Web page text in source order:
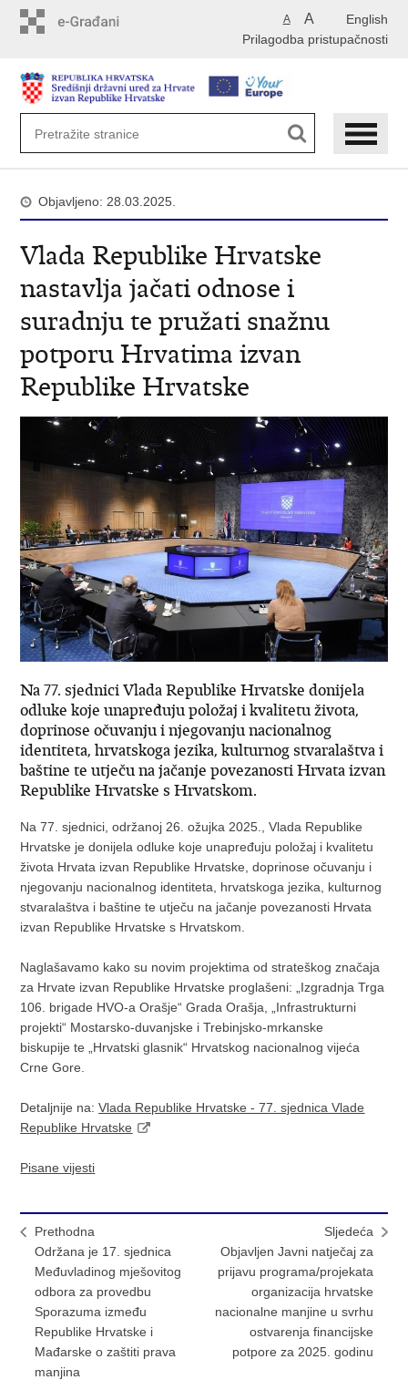
English
A A
Prilagodba pristupačnosti
Objavljeno: 28.03.2025.
Vlada Republike Hrvatske
nastavlja jačati odnose i
suradnju te pružati snažnu
potporu Hrvatima izvan
Republike Hrvatske
Na 77. sjednici Vlada Republike Hrvatske donijela
odluke koje unapređuju položaj i kvalitetu života,
doprinose očuvanju i njegovanju nacionalnog
identiteta, hrvatskoga jezika, kulturnog stvaralaštva i
baštine te utječu na jačanje povezanosti Hrvata izvan
Republike Hrvatske s Hrvatskom.
Na 77. sjednici, održanoj 26. ožujka 2025., Vlada Republike
Hrvatske je donijela odluke koje unapređuju položaj i kvalitetu
života Hrvata izvan Republike Hrvatske, doprinose očuvanju i
njegovanju nacionalnog identiteta, hrvatskoga jezika, kulturnog
stvaralaštva i baštine te utječu na jačanje povezanosti Hrvata
izvan Republike Hrvatske s Hrvatskom.
Naglašavamo kako su novim projektima od strateškog značaja
za Hrvate izvan Republike Hrvatske proglašeni: „Izgradnja Trga
106. brigade HVO-a Orašje“ Grada Orašja, „Infrastrukturni
projekti“ Mostarsko-duvanjske i Trebinjsko-mrkanske
biskupije te „Hrvatski glasnik“ Hrvatskog nacionalnog vijeća
Crne Gore.
Detaljnije na:Vlada Republike Hrvatske - 77. sjednica Vlade
Republike Hrvatske
Pisane vijesti
Prethodna
Održana je 17. sjednica
Međuvladinog mješovitog
odbora za provedbu
Sporazuma između
Republike Hrvatske i
Mađarske o zaštiti prava
manjina
Sljedeća
Objavljen Javni natječaj za
prijavu programa/projekata
organizacija hrvatske
nacionalne manjine u svrhu
ostvarenja financijske
potpore za 2025. godinu